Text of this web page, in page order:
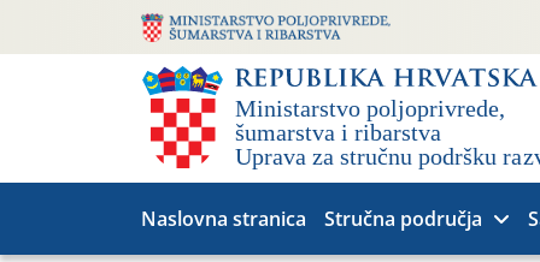
Naslovna stranica Stručna područja